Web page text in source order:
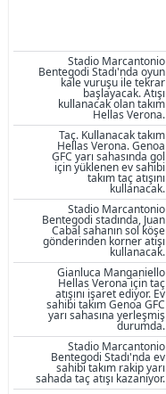
Stadio Marcantonio
Bentegodi Stadı'nda oyun
kale vuruşu ile tekrar
başlayacak. Atışı
kullanacak olan takım
Hellas Verona.
Taç. Kullanacak takım
Hellas Verona. Genoa
GFC yarı sahasında gol
için yüklenen ev sahibi
takım taç atışını
kullanacak.
Stadio Marcantonio
Bentegodi stadında, Juan
Cabal sahanın sol köşe
gönderinden korner atışı
kullanacak.
Gianluca Manganiello
Hellas Verona için taç
atışını işaret ediyor. Ev
sahibi takım Genoa GFC
yarı sahasına yerleşmiş
durumda.
Stadio Marcantonio
Bentegodi Stadı'nda ev
sahibi takım rakip yarı
sahada taç atışı kazanıyor.